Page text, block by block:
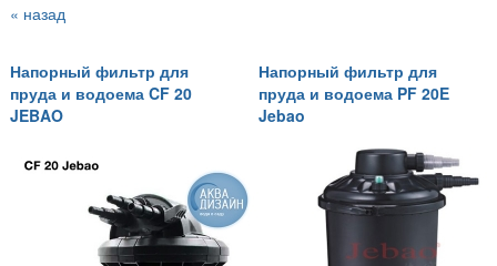
« назад
Напорный фильтр для
пруда и водоема CF 20
JEBAO
Напорный фильтр для
пруда и водоема PF 20E
Jebao